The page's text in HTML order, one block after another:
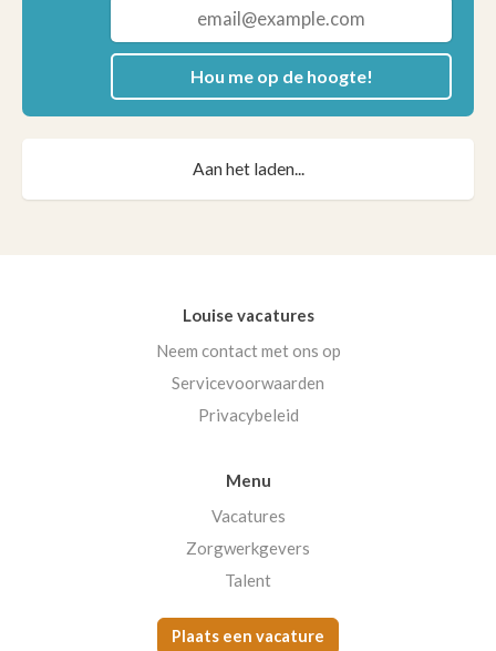
Hou me op de hoogte!
Aan het laden...
Louise vacatures
Neem contact met ons op
Servicevoorwaarden
Privacybeleid
Menu
Vacatures
Zorgwerkgevers
Talent
Plaats een vacature